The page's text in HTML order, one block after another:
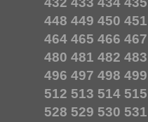
448 449 450 451
464 465 466 467
480 481 482 483
496 497 498 499
512 513 514 515
528 529 530 531